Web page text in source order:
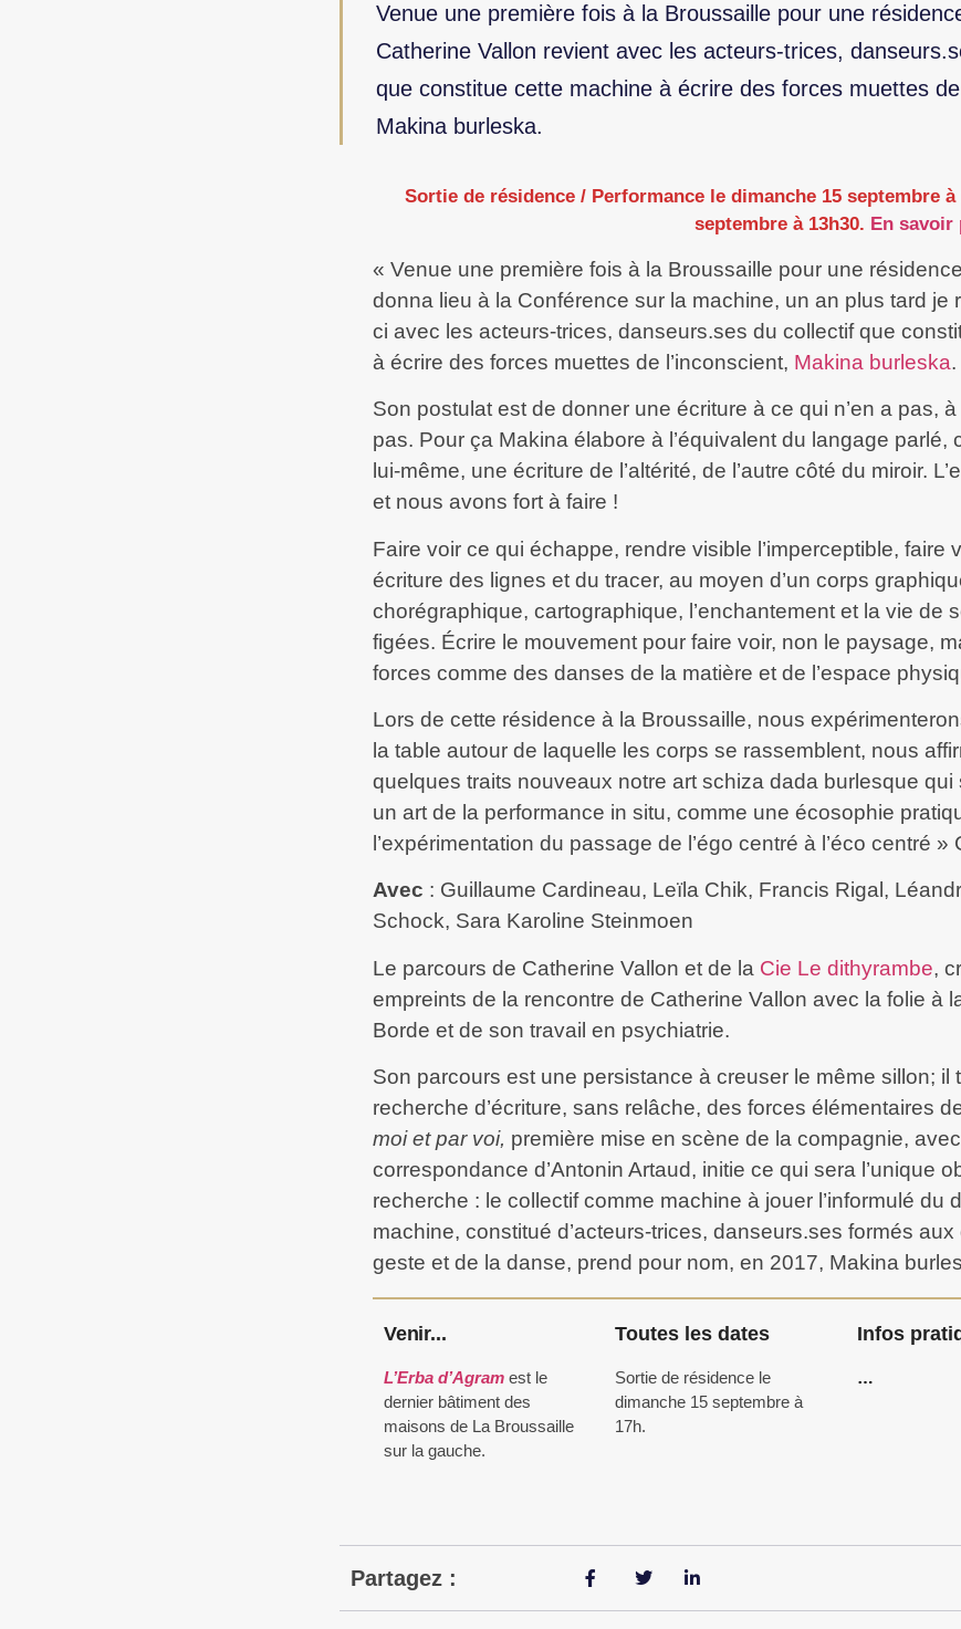
Venue une première fois à la Broussaille pour une
Catherine Vallon revient avec les acteurs-trices,
que constitue cette machine à écrire des forces muettes de
Makina burleska.
Sortie de résidence / Performance le dimanche 15 septembre
septembre à 13h30. En savoir
« Venue une première fois à la Broussaille pour une
donna lieu à la Conférence sur la machine, un an plus tard je
ci avec les acteurs-trices, danseurs.ses du collectif que
à écrire des forces muettes de l’inconscient, Makina burleska.
Son postulat est de donner une écriture à ce qui n’en a pas,
pas. Pour ça Makina élabore à l’équivalent du langage parlé,
lui-même, une écriture de l’altérité, de l’autre côté du miroir.
et nous avons fort à faire !
Faire voir ce qui échappe, rendre visible l’imperceptible, faire
écriture des lignes et du tracer, au moyen d’un corps
chorégraphique, cartographique, l’enchantement et la vie de
figées. Écrire le mouvement pour faire voir, non le paysage,
forces comme des danses de la matière et de l’espace
Lors de cette résidence à la Broussaille, nous
la table autour de laquelle les corps se rassemblent, nous
quelques traits nouveaux notre art schiza dada burlesque qui
un art de la performance in situ, comme une écosophie
l’expérimentation du passage de l’égo centré à l’éco centré »
Avec : Guillaume Cardineau, Leïla Chik, Francis Rigal,
Schock, Sara Karoline Steinmoen
Le parcours de Catherine Vallon et de la Cie Le dithyrambe,
empreints de la rencontre de Catherine Vallon avec la folie à
Borde et de son travail en psychiatrie.
Son parcours est une persistance à creuser le même sillon; il
recherche d’écriture, sans relâche, des forces élémentaires
moi et par voi, première mise en scène de la compagnie,
correspondance d’Antonin Artaud, initie ce qui sera l’unique
recherche : le collectif comme machine à jouer l’informulé du
machine, constitué d’acteurs-trices, danseurs.ses formés
geste et de la danse, prend pour nom, en 2017, Makina
Venir...
L’Erba d’Agram est le
dernier bâtiment des
maisons de La Broussaille
sur la gauche.
Toutes les dates
Sortie de résidence le
dimanche 15 septembre à
17h.
Infos
…
Partagez :